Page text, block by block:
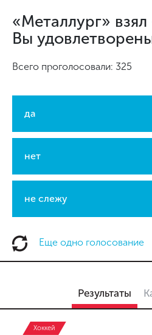
«Металлург»
Вы
Всего проголосовали: 325
да
нет
не слежу
Еще одно голосование
Результаты
Хоккей